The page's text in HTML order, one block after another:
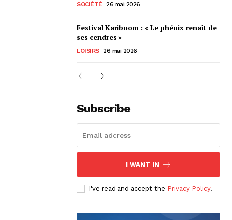
SOCIÉTÉ 26 mai 2026
Festival Kariboom : « Le phénix renaît de
ses cendres »
LOISIRS 26 mai 2026
Subscribe
I WANT IN
I've read and accept the Privacy Policy.